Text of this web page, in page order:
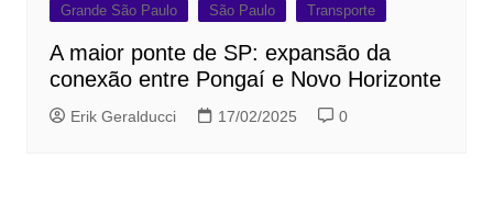
Grande São Paulo São Paulo Transporte
A maior ponte de SP: expansão da
conexão entre Pongaí e Novo Horizonte
Erik Geralducci 17/02/2025 0